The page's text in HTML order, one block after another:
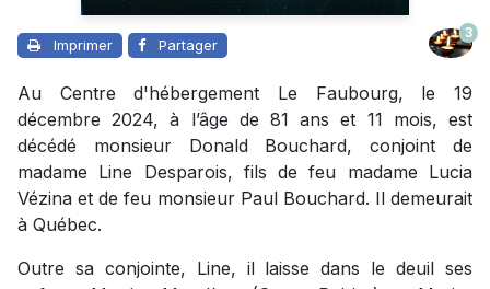
Imprimer Partager
3
Au Centre d'hébergement Le Faubourg, le 19
décembre 2024, à l’âge de 81 ans et 11 mois, est
décédé monsieur Donald Bouchard, conjoint de
madame Line Desparois, fils de feu madame Lucia
Vézina et de feu monsieur Paul Bouchard. Il demeurait
à Québec.
Outre sa conjointe, Line, il laisse dans le deuil ses